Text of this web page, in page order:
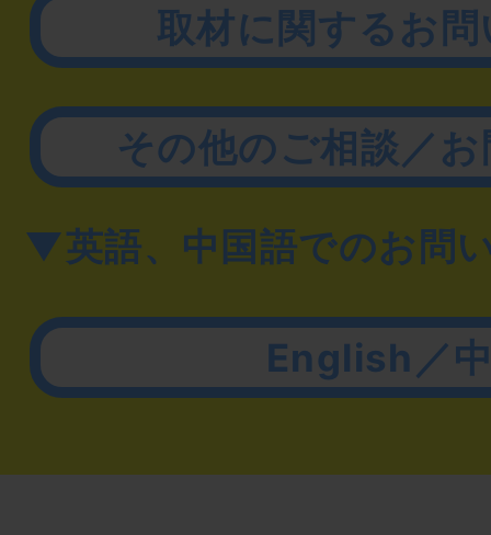
取材に関するお
その他のご相談／
▼英語、中国語でのお問
English／